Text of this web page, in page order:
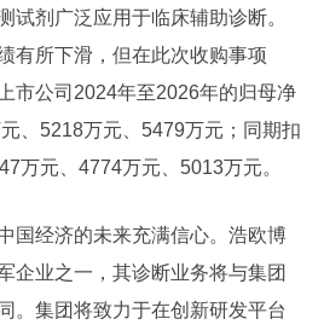
试剂广泛应用于临床辅助诊断。
有所下滑，但在此次收购事项
市公司2024年至2026年的归母净
、5218万元、5479万元；同期扣
万元、4774万元、5013万元。
国经济的未来充满信心。浩欧博
企业之一，其诊断业务将与集团
。集团将致力于在创新研发平台